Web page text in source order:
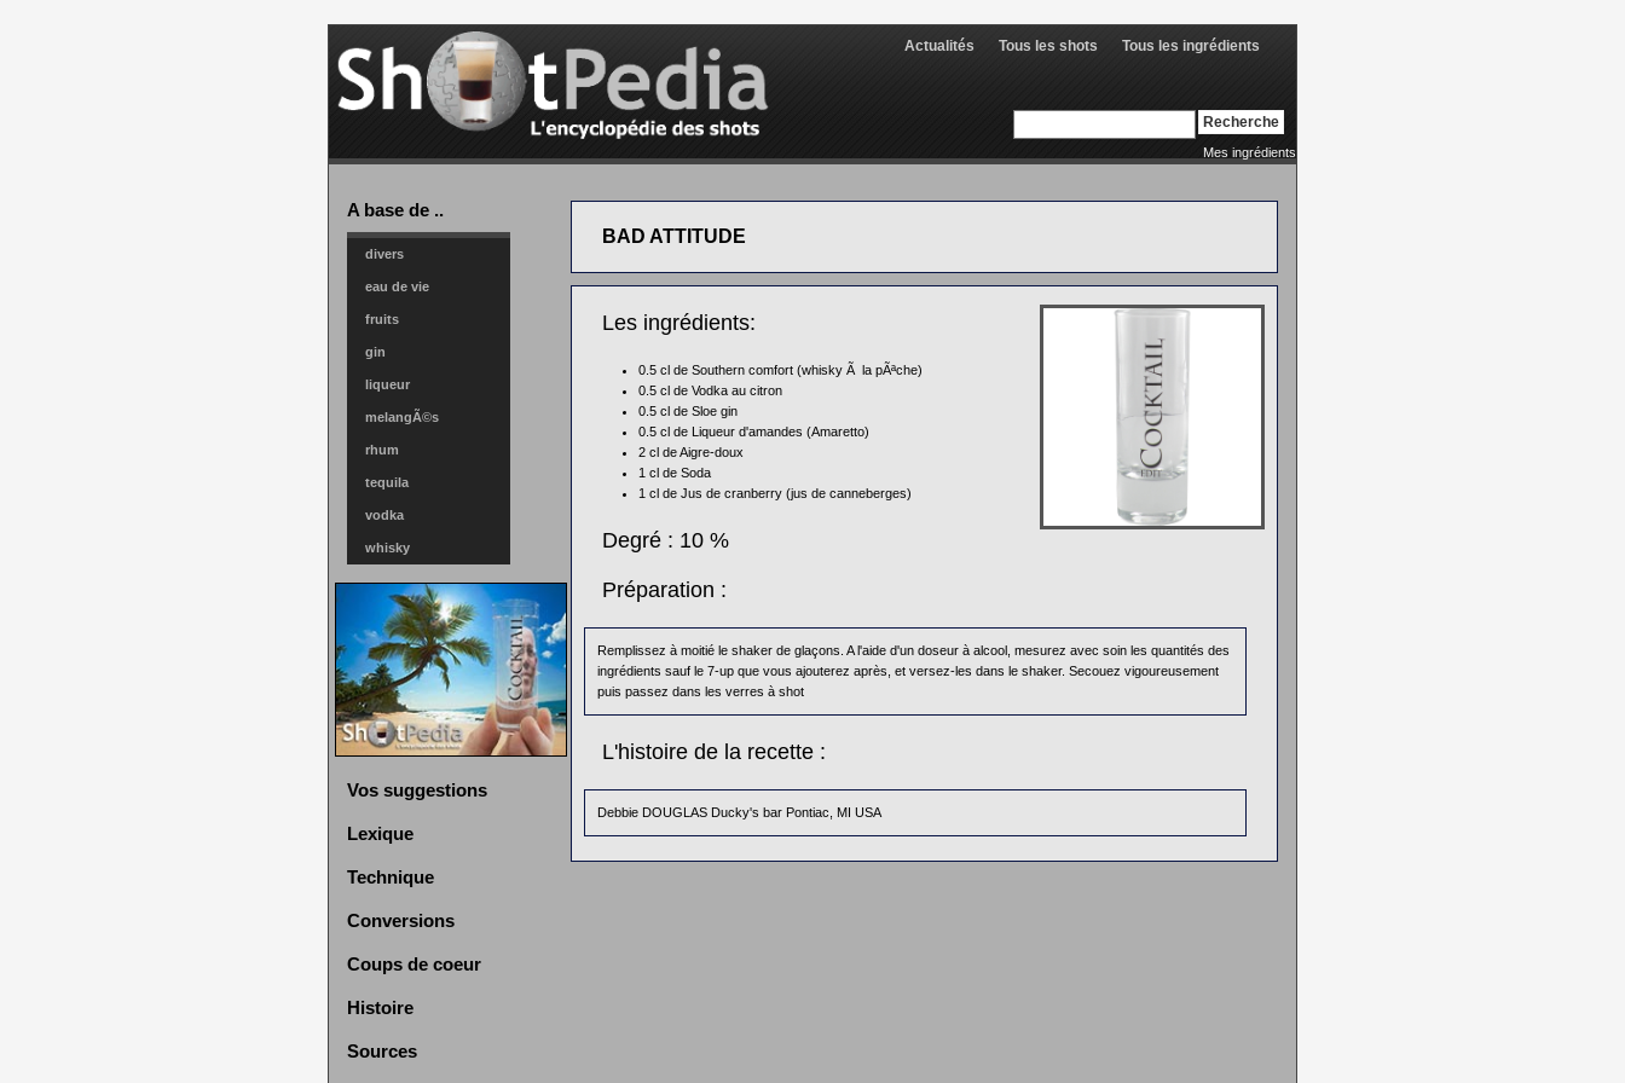
Actualités Tous les shots Tous les ingrédients
Mes ingrédients
A base de ..
divers
eau de vie
fruits
gin
liqueur
melangÃ©s
rhum
tequila
vodka
whisky
Vos suggestions
Lexique
Technique
Conversions
Coups de coeur
Histoire
Sources
BAD ATTITUDE
Les ingrédients:
0.5 cl de Southern comfort (whisky Ã la pÃªche)
0.5 cl de Vodka au citron
0.5 cl de Sloe gin
0.5 cl de Liqueur d'amandes (Amaretto)
2 cl deAigre-doux
1 cl de Soda
1 cl de Jus de cranberry (jus de canneberges)
Degré : 10 %
Préparation :
Remplissez à moitié le shaker de glaçons. A l'aide d'un doseur à alcool, mesurez avec soin les quantités des
ingrédients sauf le 7-up que vous ajouterez après, et versez-les dans le shaker. Secouez vigoureusement
puis passez dans les verres à shot
L'histoire de la recette :
Debbie DOUGLAS Ducky's bar Pontiac, MI USA